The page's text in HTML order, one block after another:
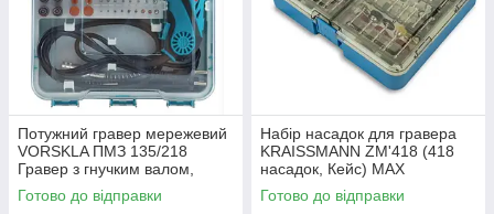
Потужний гравер мережевий
VORSKLA ПМЗ 135/218
Гравер з гнучким валом,
Бормашина гравера (218
насадок)
Готово до відправки
Набір насадок для гравера
KRAISSMANN ZM'418 (418
насадок, Кейс) MAX
Готово до відправки